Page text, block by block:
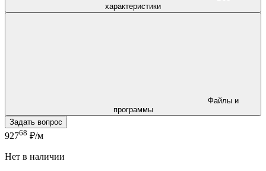
характеристики
программы
Задать вопрос
92768 ₽/м
Нет в наличии